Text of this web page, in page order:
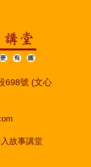
698號 (文心
故事講堂